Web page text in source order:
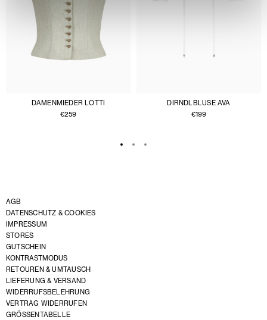
DAMENMIEDER LOTTI
€259
DIRNDLBLUSE AVA
€199
AGB
DATENSCHUTZ & COOKIES
IMPRESSUM
STORES
GUTSCHEIN
KONTRASTMODUS
RETOUREN & UMTAUSCH
LIEFERUNG & VERSAND
WIDERRUFSBELEHRUNG
VERTRAG WIDERRUFEN
GRÖSSENTABELLE